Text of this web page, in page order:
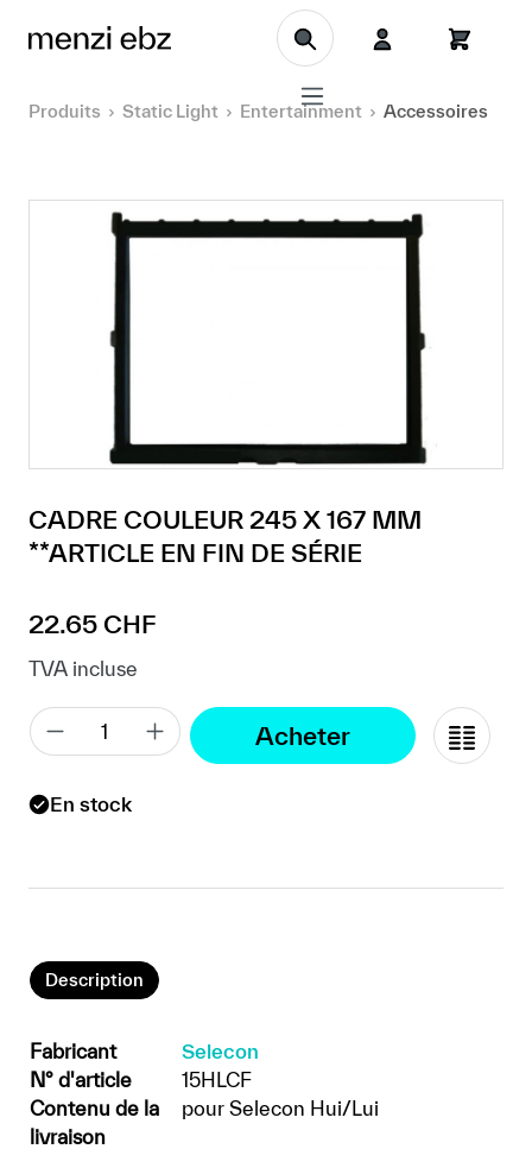
Aller au contenu principal
Produits Static Light Entertainment Accessoires
CADRE COULEUR 245 X 167 MM
**ARTICLE EN FIN DE SÉRIE
Prix régulier :
22.65 CHF
TVA incluse
Acheter
En stock
Description
Fabricant
Selecon
N° d'article
15HLCF
Contenu de la
livraison
pour Selecon Hui/Lui